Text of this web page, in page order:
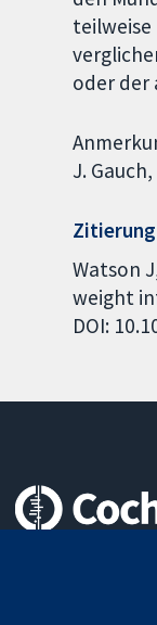
teilweise
oder der
J.
Zitierung
Watson
weight
DOI: